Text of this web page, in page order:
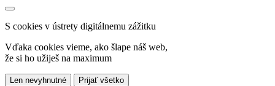
S cookies v ústrety digitálnemu zážitku
Vďaka cookies vieme, ako šlape náš web,
že si ho užiješ na maximum
Len nevyhnutné Prijať všetko